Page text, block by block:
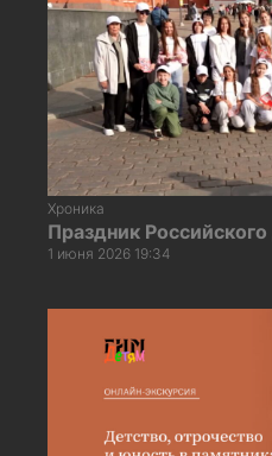
Хроника
Праздник
1 июня 2026 19:34